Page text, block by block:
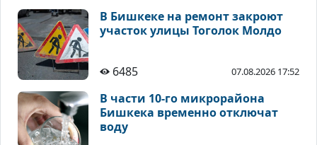
В Бишкеке на ремонт закроют
участок улицы Тоголок Молдо
6485 07.08.2026 17:52
В части 10-го микрорайона
Бишкека временно отключат
воду